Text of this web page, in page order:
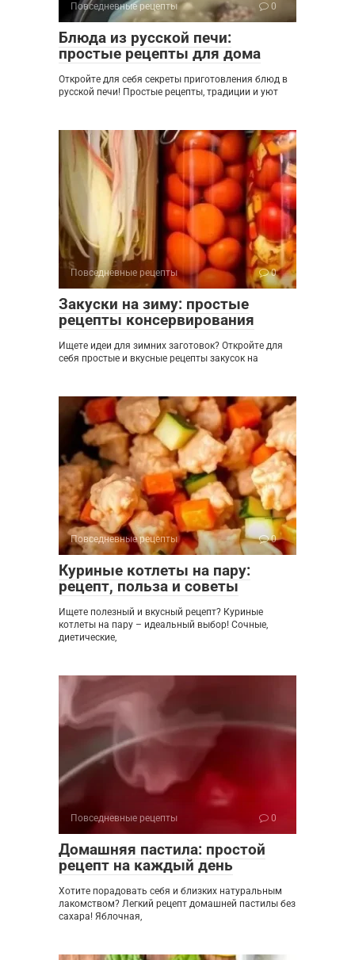
Повседневные рецепты 0
Блюда из русской печи:
простые рецепты для дома
Откройте для себя секреты приготовления блюд в
русской печи! Простые рецепты, традиции и уют
Повседневные рецепты 0
Закуски на зиму: простые
рецепты консервирования
Ищете идеи для зимних заготовок? Откройте для
себя простые и вкусные рецепты закусок на
Повседневные рецепты 0
Куриные котлеты на пару:
рецепт, польза и советы
Ищете полезный и вкусный рецепт? Куриные
котлеты на пару – идеальный выбор! Сочные,
диетические,
Повседневные рецепты 0
Домашняя пастила: простой
рецепт на каждый день
Хотите порадовать себя и близких натуральным
лакомством? Легкий рецепт домашней пастилы без
сахара! Яблочная,